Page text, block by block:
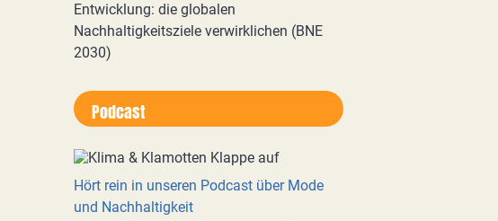
Entwicklung: die globalen
Nachhaltigkeitsziele verwirklichen (BNE
2030)
Podcast
Hört rein in unseren Podcast über Mode
und Nachhaltigkeit